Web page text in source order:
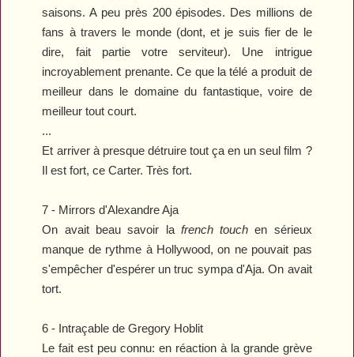
saisons. A peu près 200 épisodes. Des millions de
fans à travers le monde (dont, et je suis fier de le
dire, fait partie votre serviteur). Une intrigue
incroyablement prenante. Ce que la télé a produit de
meilleur dans le domaine du fantastique, voire de
meilleur tout court.
...
Et arriver à presque détruire tout ça en un seul film ?
Il est fort, ce Carter. Très fort.
7 - Mirrors d'Alexandre Aja
On avait beau savoir la french touch en sérieux
manque de rythme à Hollywood, on ne pouvait pas
s'empêcher d'espérer un truc sympa d'Aja. On avait
tort.
6 - Intraçable de Gregory Hoblit
Le fait est peu connu: en réaction à la grande grève